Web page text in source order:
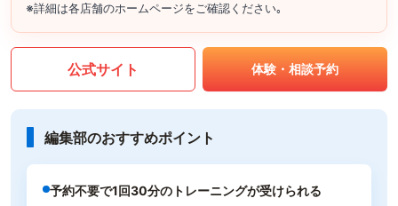
※詳細は各店舗のホームページをご確認ください｡
公式サイト 体験・相談予約
編集部のおすすめポイント
予約不要で1回30分のトレーニングが受けられる